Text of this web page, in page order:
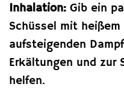
Inhalation: Gib ein
Schüssel mit
aufsteigenden
Erkältungen und zur
helfen.